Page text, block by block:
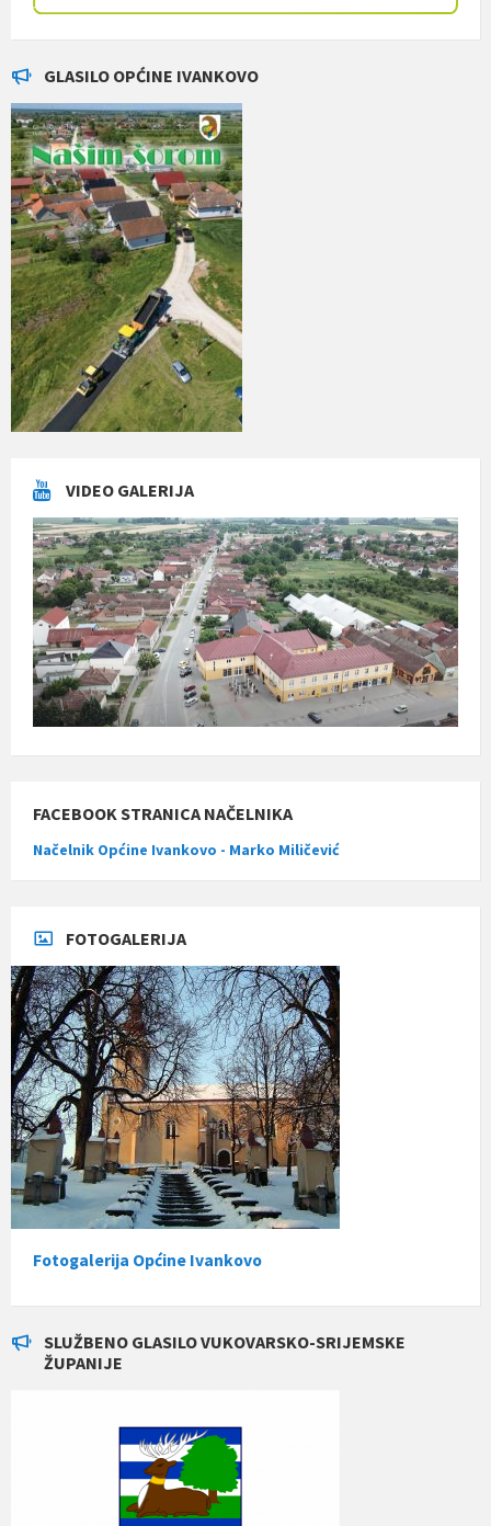
GLASILO OPĆINE IVANKOVO
VIDEO GALERIJA
FACEBOOK STRANICA NAČELNIKA
Načelnik Općine Ivankovo - Marko Miličević
FOTOGALERIJA
Fotogalerija Općine Ivankovo
SLUŽBENO GLASILO VUKOVARSKO-SRIJEMSKE
ŽUPANIJE